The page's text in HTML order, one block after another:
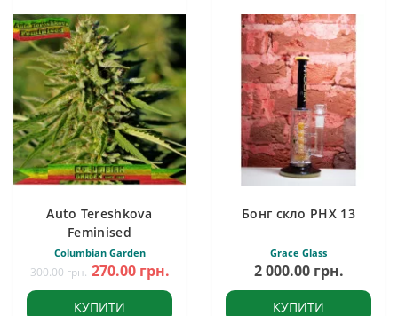
Auto Tereshkova
Feminised
Columbian Garden
300.00 грн. 270.00 грн.
КУПИТИ
Бонг скло PHX 13
Grace Glass
2 000.00 грн.
КУПИТИ